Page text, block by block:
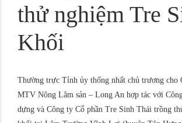
thử nghiệm Tre
Khối
Thường trực Tỉnh ủy thống nhất chủ trương cho
MTV Nông Lâm sản – Long An hợp tác với
dựng và Công ty Cổ phần Tre Sinh Thái trồng